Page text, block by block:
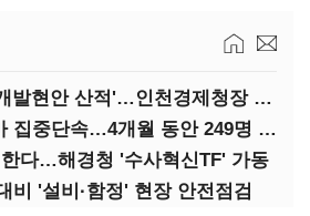
'FDI 실적 10%'·'개발현안 산적'…인천경제청장 구원투수 찾기
해경, 양귀비·대마 집중단속…4개월 동안 249명 검거
다…해경청 '수사혁신TF' 가동
비 '설비·함정' 현장 안전점검